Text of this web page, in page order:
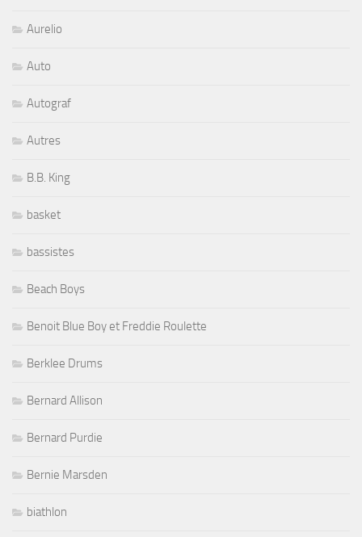
Aurelio
Auto
Autograf
Autres
B.B. King
basket
bassistes
Beach Boys
Benoit Blue Boy et Freddie Roulette
Berklee Drums
Bernard Allison
Bernard Purdie
Bernie Marsden
biathlon